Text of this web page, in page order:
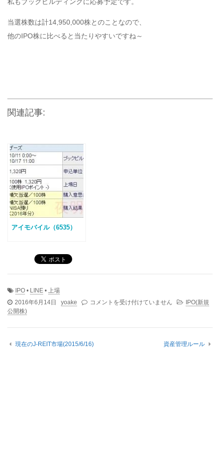
当選株数は計14,950,000株とのことなので、
他のIPO株に比べると当たりやすいですね～
関連記事:
アイモバイル（6535）
IPO • LINE • 上場
2016年6月14日
yoake
LINE
場
コメントを受け付けていません
IPO(新規
公開株)
現在のJ-REIT市場(2015/6/16) 資産管理ルール